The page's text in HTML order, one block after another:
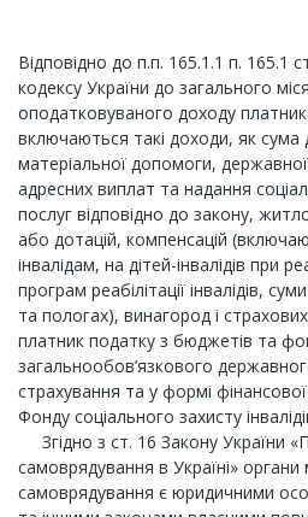
Відповідно до п.п. 165.1.1 п. 165.1
кодексу України до загального
оподатковуваного доходу
включаються такі доходи, як сума
матеріальної допомоги,
адресних виплат та надання
послуг відповідно до закону,
або дотацій, компенсацій
інвалідам, на дітей-інвалідів при
програм реабілітації інвалідів,
та пологах), винагород і
платник податку з бюджетів та
загальнообов’язкового
страхування та у формі
Фонду соціального захисту
Згідно з ст. 16 Закону України
самоврядування в Україні» органи
самоврядування є юридичними